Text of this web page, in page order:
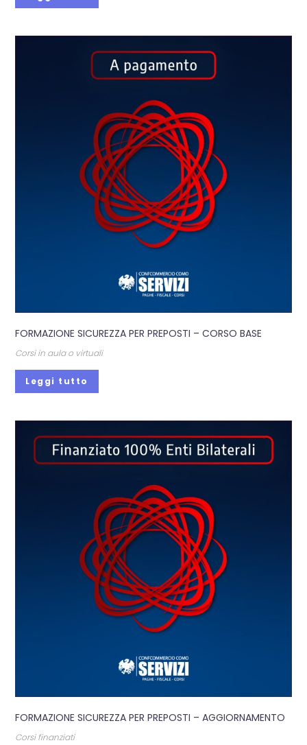
FORMAZIONE SICUREZZA PER PREPOSTI – CORSO BASE
Corsi in aula o virtuali
Leggi tutto
FORMAZIONE SICUREZZA PER PREPOSTI – AGGIORNAMENTO
Corsi finanziati